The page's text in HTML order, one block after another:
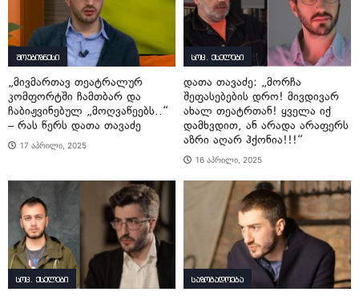
შოუბიზნესი
„მივმართავ თეატრალურ
კომფორტში ჩამთბარ და
ჩაბიჟვინებულ „მოღვაწეებს..“
– რას წერს დათა თავაძე
17 აპრილი, 2025
სოც. ქსელები
დათა თავაძე: „მორჩა
შეფასებების დრო! მივდივარ
ახალ თეატრთან! ყველა იქ
დამხვდით, ან არადა არაფერს
აზრი აღარ ჰქონია!!!“
16 აპრილი, 2025
სოც. ქსელები საზოგადოება